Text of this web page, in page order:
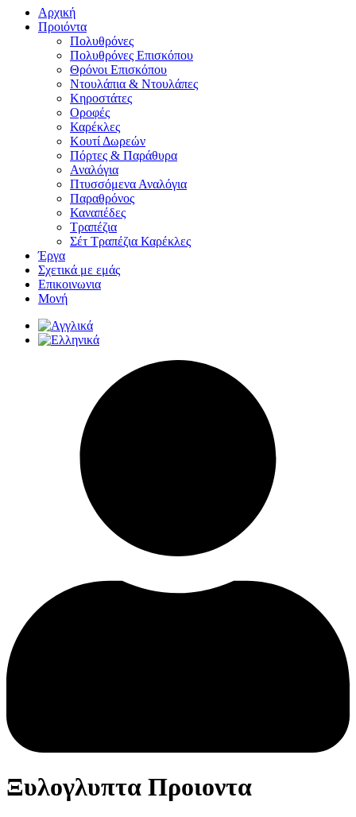
Αρχική
Προιόντα
Πολυθρόνες
Πολυθρόνες Επισκόπου
Θρόνοι Επισκόπου
Ντουλάπια & Ντουλάπες
Κηροστάτες
Οροφές
Καρέκλες
Κουτί Δωρεών
Πόρτες & Παράθυρα
Αναλόγια
Πτυσσόμενα Αναλόγια
Παραθρόνος
Καναπέδες
Τραπέζια
Σέτ Τραπέζια Καρέκλες
Έργα
Σχετικά με εμάς
Επικοινωνια
Μονή
Ξυλογλυπτα Προιοντα